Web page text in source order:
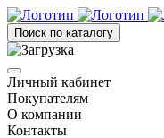
Поиск по каталогу
Личный кабинет
Покупателям
О компании
Контакты